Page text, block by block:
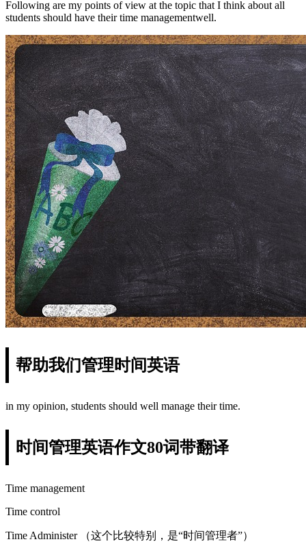
Following are my points of view at the topic that I think about all
students should have their time managementwell.
帮助我们管理时间英语
in my opinion, students should well manage their time.
时间管理英语作文80词带翻译
Time management
Time control
Time Administer （这个比较特别，是“时间管理者”）